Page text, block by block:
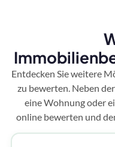
Entdecken Sie weitere
zu bewerten. Neben
eine Wohnung oder
online bewerten und